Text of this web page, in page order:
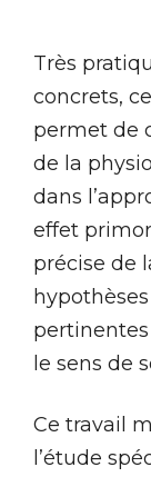
Très
concrets,
permet de
de la
dans
effet
précise de
le sens de
Ce travail
l’étude